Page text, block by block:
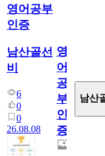
영어공부
인증
남산골선
비
6
0
0
26.08.08
영
어
공
부
인
증
남산